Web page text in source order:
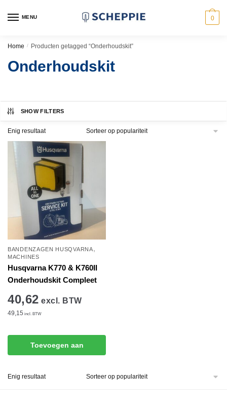
MENU 0
Home / Producten getagged “Onderhoudskit”
Onderhoudskit
SHOW FILTERS
Enig resultaat
BANDENZAGEN HUSQVARNA,
MACHINES
Husqvarna K770 & K760II
Onderhoudskit Compleet
40,62 excl. BTW
49,15 incl. BTW
Toevoegen aan
Enig resultaat